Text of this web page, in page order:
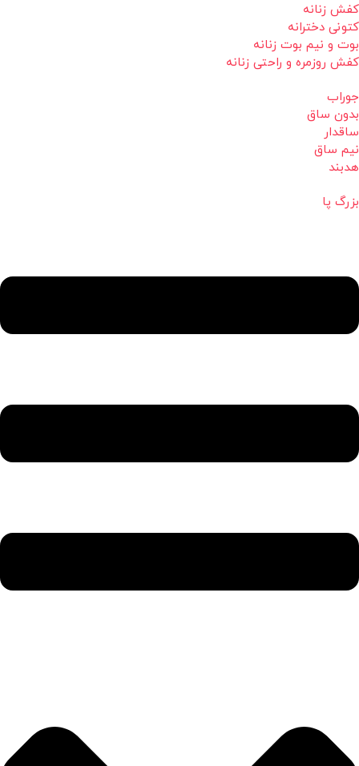
کفش زنانه
کتونی دخترانه
بوت و نیم بوت زنانه
کفش روزمره و راحتی زنانه
جوراب
بدون ساق
ساقدار
نیم ساق
هدبند
بزرگ پا